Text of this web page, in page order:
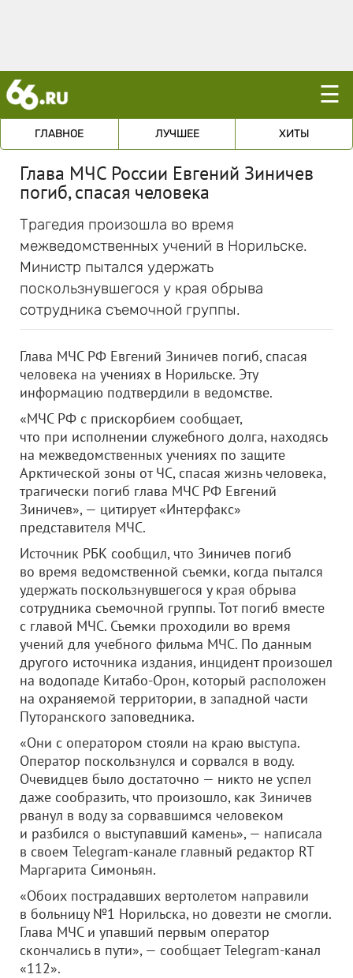
☰
ГЛАВНОЕ ЛУЧШЕЕ ХИТЫ
Глава МЧС России Евгений Зиничев
погиб, спасая человека
Трагедия произошла во время
межведомственных учений в Норильске.
Министр пытался удержать
поскользнувшегося у края обрыва
сотрудника съемочной группы.
Глава МЧС РФ Евгений Зиничев погиб, спасая
человека на учениях в Норильске. Эту
информацию подтвердили в ведомстве.
«МЧС РФ с прискорбием сообщает,
что при исполнении служебного долга, находясь
на межведомственных учениях по защите
Арктической зоны от ЧС, спасая жизнь человека,
трагически погиб глава МЧС РФ Евгений
Зиничев», — цитирует «Интерфакс»
представителя МЧС.
Источник РБК сообщил, что Зиничев погиб
во время ведомственной съемки, когда пытался
удержать поскользнувшегося у края обрыва
сотрудника съемочной группы. Тот погиб вместе
с главой МЧС. Съемки проходили во время
учений для учебного фильма МЧС. По данным
другого источника издания, инцидент произошел
на водопаде Китабо-Орон, который расположен
на охраняемой территории, в западной части
Путоранского заповедника.
«Они с оператором стояли на краю выступа.
Оператор поскользнулся и сорвался в воду.
Очевидцев было достаточно — никто не успел
даже сообразить, что произошло, как Зиничев
рванул в воду за сорвавшимся человеком
и разбился о выступавший камень», — написала
в своем Telegram-канале главный редактор RT
Маргарита Симоньян.
«Обоих пострадавших вертолетом направили
в больницу №1 Норильска, но довезти не смогли.
Глава МЧС и упавший первым оператор
скончались в пути», — сообщает Telegram-канал
«112».